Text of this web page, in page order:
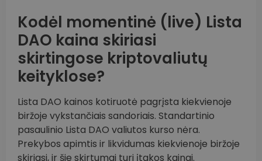
Kodėl momentinė (live) Lista
DAO kaina skiriasi
skirtingose kriptovaliutų
keityklose?
Lista DAO kainos kotiruotė pagrįsta kiekvienoje
biržoje vykstančiais sandoriais. Standartinio
pasaulinio Lista DAO valiutos kurso nėra.
Prekybos apimtis ir likvidumas kiekvienoje biržoje
skiriasi, ir šie skirtumai turi įtakos kainai.